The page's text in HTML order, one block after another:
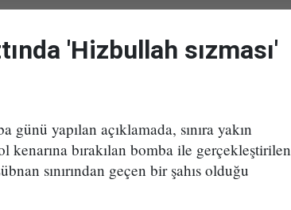
'Hizbullah sızması'
günü yapılan açıklamada, sınıra yakın
bırakılan bomba ile gerçekleştirilen
sınırından geçen bir şahıs olduğu